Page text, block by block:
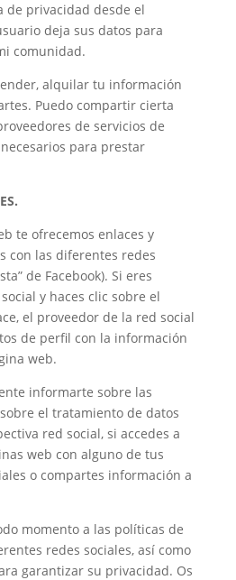
de privacidad desde el
deja sus datos para
comunidad.
alquilar tu información
Puedo compartir cierta
de servicios de
para prestar
te ofrecemos enlaces y
con las diferentes redes
de Facebook). Si eres
y haces clic sobre el
el proveedor de la red social
de perfil con la información
web.
informarte sobre las
el tratamiento de datos
red social, si accedes a
web con alguno de tus
o compartes información a
momento a las políticas de
redes sociales, así como
garantizar su privacidad. Os